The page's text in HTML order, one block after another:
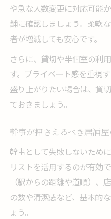
や急な人数変更に対応可能
舗に確認しましょう。柔軟
者が増減しても安心です。
さらに、貸切や半個室の利
す。プライベート感を重視
盛り上がりたい場合は、貸
ておきましょう。
幹事が押さえるべき居酒屋
幹事として失敗しないため
リストを活用するのが有効
（駅からの距離や道順）、
の数や清潔感など、基本的
ょう。